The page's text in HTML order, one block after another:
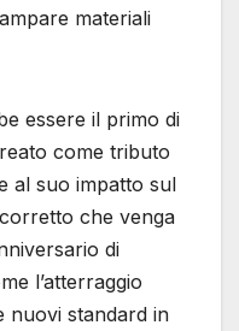
materiali
essere il primo di
come tributo
al suo impatto sul
che venga
di
l’atterraggio
nuovi standard in